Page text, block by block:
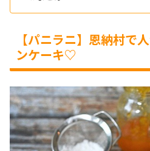
【パニラニ】恩納村で
ンケーキ♡